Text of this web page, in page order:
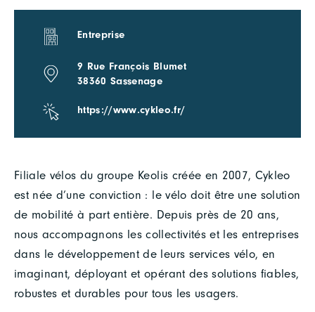
Filiale vélos du groupe Keolis créée en 2007, Cykleo
est née d’une conviction : le vélo doit être une solution
de mobilité à part entière. Depuis près de 20 ans,
nous accompagnons les collectivités et les entreprises
dans le développement de leurs services vélo, en
imaginant, déployant et opérant des solutions fiables,
robustes et durables pour tous les usagers.
Entreprise
9 Rue François Blumet
38360 Sassenage
https://www.cykleo.fr/